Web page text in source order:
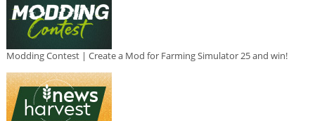
Modding Contest | Create a Mod for Farming Simulator 25 and win!